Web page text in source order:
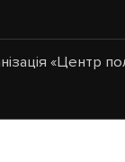
«Центр